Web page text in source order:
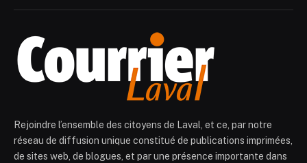
Rejoindre l’ensemble des citoyens de Laval, et ce, par notre
réseau de diffusion unique constitué de publications imprimées,
de sites web, de blogues, et par une présence importante dans